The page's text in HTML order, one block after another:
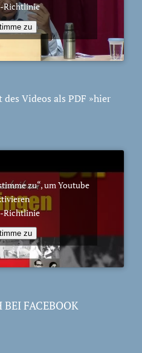
Richtlinie
zu
Videos als PDF »hier
zu“, um Youtube
Richtlinie
zu
FACEBOOK